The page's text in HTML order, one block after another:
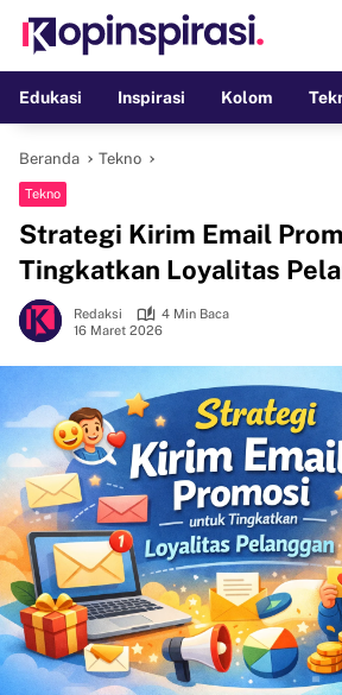
konten
Edukasi
Inspirasi Kolom
Beranda Tekno
Tekno
Strategi Kirim Email
Tingkatkan Loyalitas
Redaksi
4 Min Baca
16 Maret 2026